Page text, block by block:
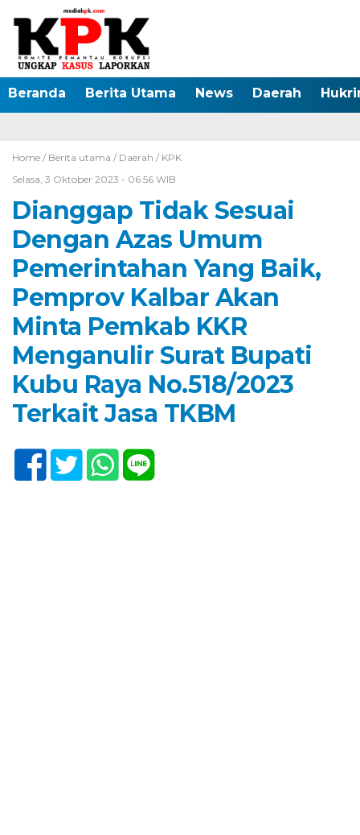
Beranda Berita Utama News Daerah
Home / Berita utama / Daerah / KPK
Selasa, 3 Oktober 2023 - 06:56 WIB
Dianggap Tidak Sesuai
Dengan Azas Umum
Pemerintahan Yang Baik,
Pemprov Kalbar Akan
Minta Pemkab KKR
Menganulir Surat Bupati
Kubu Raya No.518/2023
Terkait Jasa TKBM